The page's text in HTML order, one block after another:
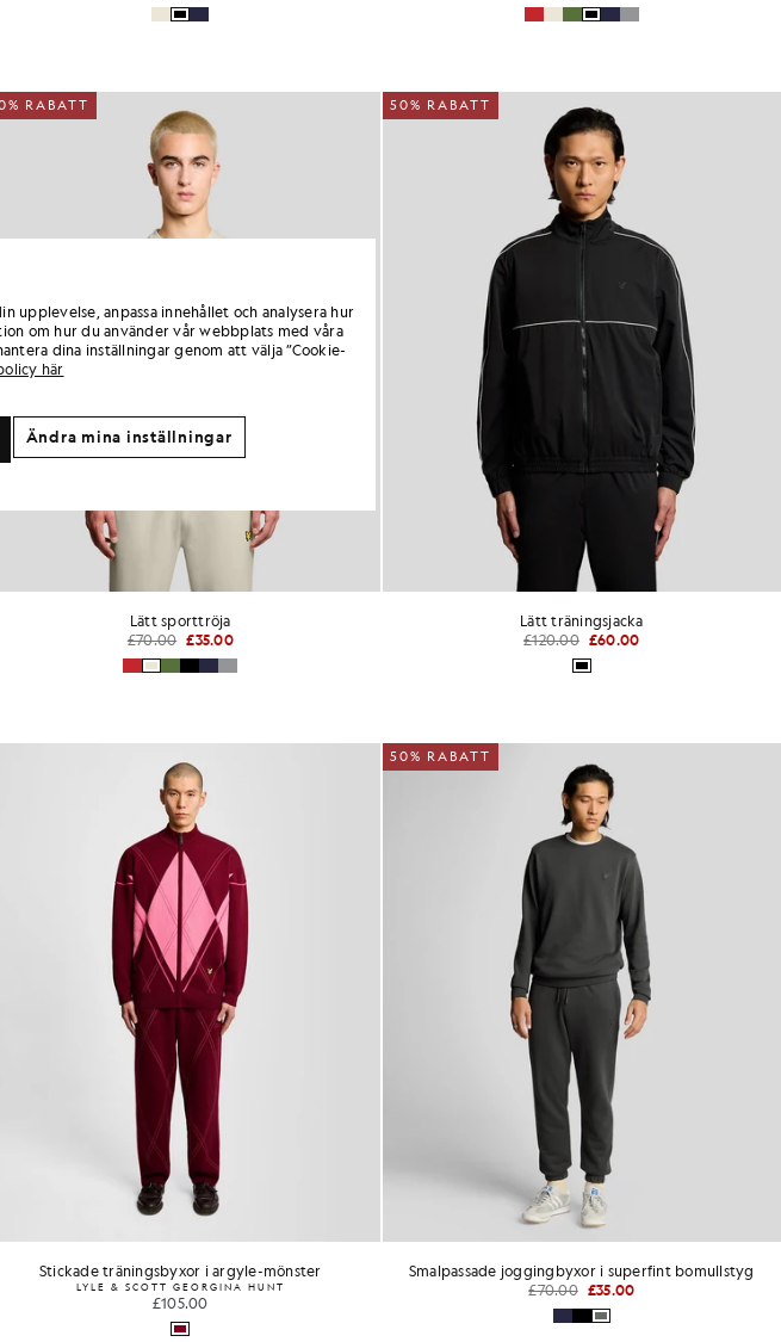
RABATT
Lätt sporttröja
£70.00 £35.00
50% RABATT
Lätt träningsjacka
£120.00 £60.00
Stickade träningsbyxor i argyle-mönster
LYLE & SCOTT GEORGINA HUNT
£105.00
50% RABATT
Smalpassade joggingbyxor i superfint bomullstyg
£70.00 £35.00
upplevelse, anpassa innehållet och analysera hur
om hur du använder vår webbplats med våra
dina inställningar genom att välja ”Cookie-
här
Ändra mina inställningar